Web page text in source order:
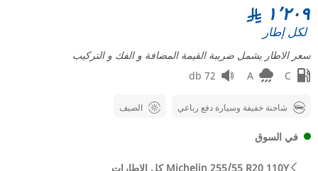
١٬٢٠٩
لكل إطار
سعر الاطار يشمل ضريبة القيمة المضافة و الفك و التركيب
C
A
72 db
شاحنة خفيفة وسيارة دفع رباعي الصيف
في السوق
كل الإطارات Michelin 255/55 R20 110Y